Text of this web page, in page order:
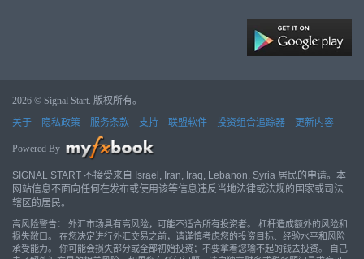
2026 © Signal Start. 版权所有。
关于
隐私政策 服务条款 支持 联盟软件 投资组合追踪器 更新内容
Powered By
SIGNAL START 不接受来自 Israel, Iran, Iraq, Lebanon, Syria 居民的申请。本
网站信息不面向任何在发布或使用该等信息违反当地法律或法规的国家或司法
辖区的居民。
高风险警告： 外汇市场具有高风险，可能不适合所有投资者。 杠杆造成额外的风险和
损失敞口。 在您决定进行外汇交易之前，请谨慎考虑您的投资目标、经验水平和风险
承受能力。 你可能会损失部分或全部初始投资；不要拿着您输不起的钱去投资。 自己